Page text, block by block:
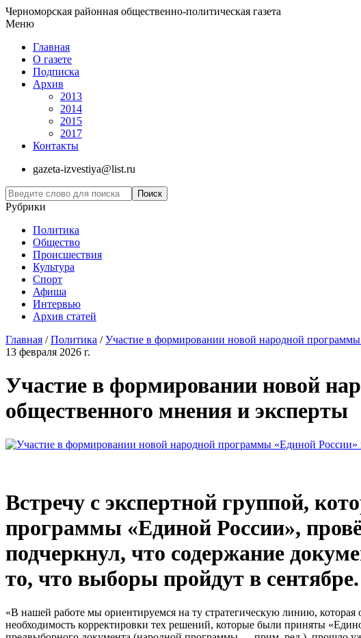
Черноморская районная общественно-политическая газета
Меню
Главная
О газете
Подписка
Архив
2013
2014
2015
2017
Контакты
gazeta-izvestiya@list.ru
Рубрики
Политика
Общество
Проиcшествия
Культура
Спорт
Афиша
Интервью
Архив статей
Главная /Политика /Участие в формировании новой народной
13 февраля 2026 г.
Участие в формировании новой
общественного мнения и эксперты
Встречу с экспертной группой,
программы «Единой России»,
подчеркнул, что содержание
то, что выборы пройдут в сентябре.
«В нашей работе мы ориентируемся на ту стратегическую линию,
необходимость корректировки тех решений, которые были приняты